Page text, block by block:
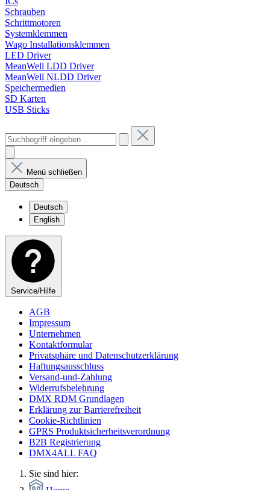
Schrauben
Schrittmotoren
Systemklemmen
Wago Installationsklemmen
LED Driver
MeanWell LDD Driver
MeanWell NLDD Driver
Speichermedien
SD Karten
USB Sticks
Menü schließen
Deutsch
Deutsch
English
Service/Hilfe
AGB
Impressum
Unternehmen
Kontaktformular
Privatsphäre und Datenschutzerklärung
Haftungsausschluss
Versand-und-Zahlung
Widerrufsbelehrung
DMX RDM Grundlagen
Erklärung zur Barrierefreiheit
Cookie-Richtlinien
GPRS Produktsicherheitsverordnung
B2B Registrierung
DMX4ALL FAQ
Sie sind hier: